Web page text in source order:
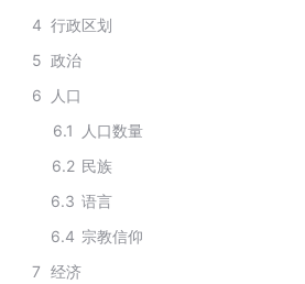
4 行政区划
5 政治
6
人口
6.1
人口数量
6.2 民族
6.3 语言
6.4 宗教信仰
7 经济